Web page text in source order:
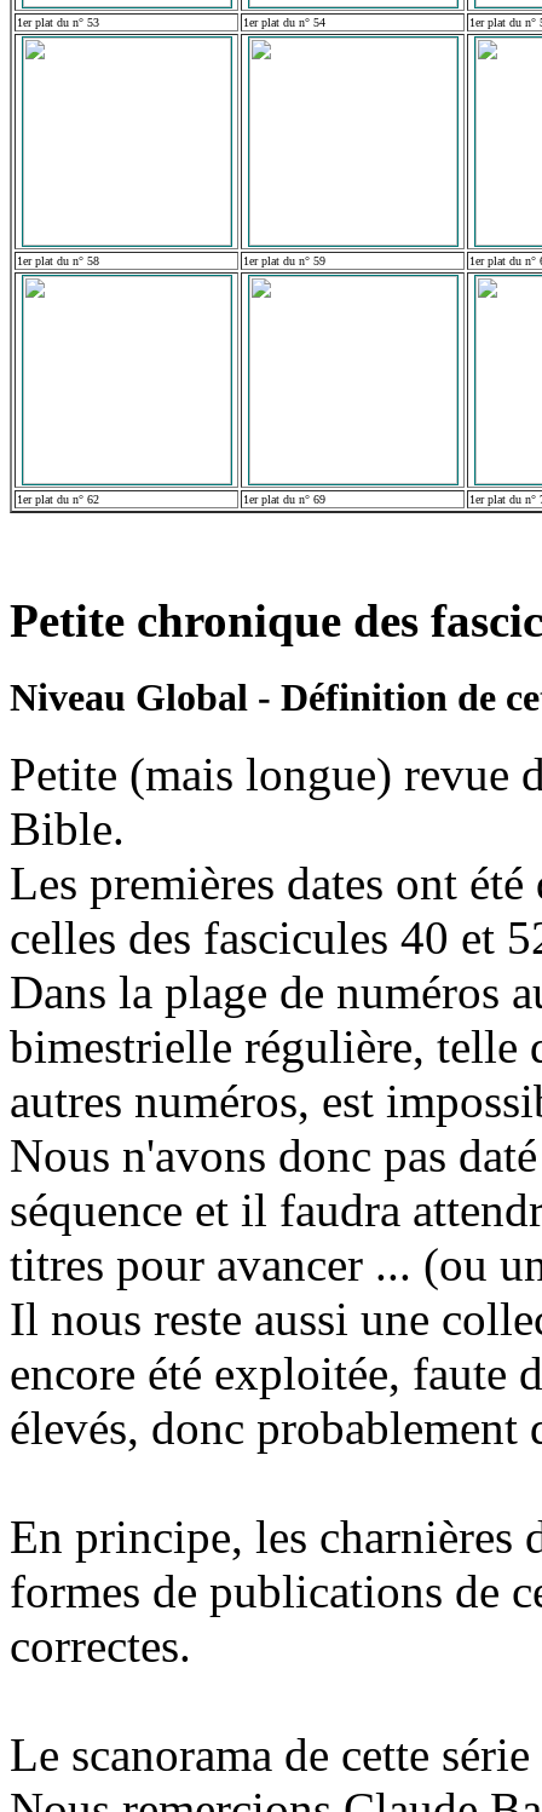
1er plat du n° 53 1er plat du n° 54 1er plat du n°
1er plat du n° 58 1er plat du n° 59 1er plat du n°
1er plat du n° 62 1er plat du n° 69 1er plat du n°
Petite chronique des
Niveau Global - Définition de
Petite (mais longue) revue
Bible.
Les premières dates ont
celles des fascicules 40 et
Dans la plage de numéros
bimestrielle régulière, telle
autres numéros, est
Nous n'avons donc pas
séquence et il faudra
titres pour avancer ... (ou
Il nous reste aussi une
encore été exploitée, faute
élevés, donc probablement
En principe, les charnières
formes de publications de
correctes.
Le scanorama de cette